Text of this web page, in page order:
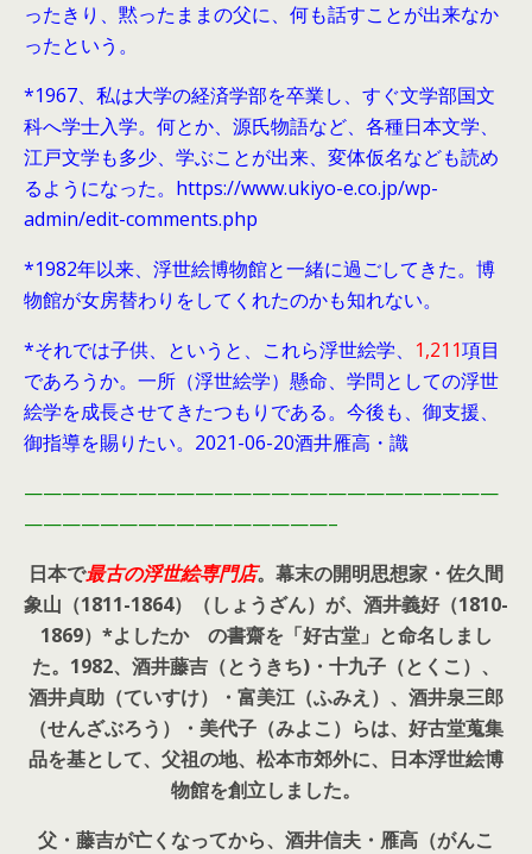
ったきり、黙ったままの父に、何も話すことが出来なか
ったという。
*1967、私は大学の経済学部を卒業し、すぐ文学部国文
科へ学士入学。何とか、源氏物語など、各種日本文学、
江戸文学も多少、学ぶことが出来、変体仮名なども読め
るようになった。https://www.ukiyo-e.co.jp/wp-
admin/edit-comments.php
*1982年以来、浮世絵博物館と一緒に過ごしてきた。博
物館が女房替わりをしてくれたのかも知れない。
*それでは子供、というと、これら浮世絵学、 1,211項目
であろうか。一所（浮世絵学）懸命、学問としての浮世
絵学を成長させてきたつもりである。今後も、御支援、
御指導を賜りたい。2021-06-20酒井雁高・識
—————————————————————————
————————————————–
日本で最古の浮世絵専門店。幕末の開明思想家・ 佐久間
象山（1811-1864）（しょうざん）が、酒井義好（1810-
1869）*よしたか の書齋を「好古堂」と命名しまし
た。 1982、酒井藤吉（とうきち)・十九子（とくこ）、
酒井貞助（ていすけ）・富美江（ふみえ）、酒井泉三郎
（せんざぶろう）・美代子（みよこ）らは、好古堂蒐集
品を基として、父祖の地、松本市郊外に、日本浮世絵博
物館を創立しました。
父・藤吉が亡くなってから、酒井信夫・雁高（がんこ